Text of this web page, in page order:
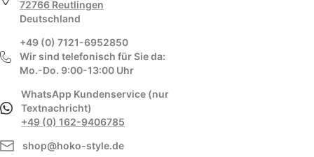
72766 Reutlingen
Deutschland
+49 (0) 7121-6952850
Wir sind telefonisch für Sie da:
Mo.-Do. 9:00-13:00 Uhr
WhatsApp Kundenservice (nur
Textnachricht)
+49 (0) 162-9406785
shop@hoko-style.de